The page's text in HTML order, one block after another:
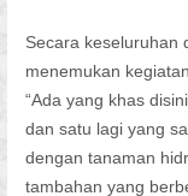
Secara keseluruhan
menemukan
“Ada yang khas
dan satu lagi yang
dengan tanaman
tambahan yang